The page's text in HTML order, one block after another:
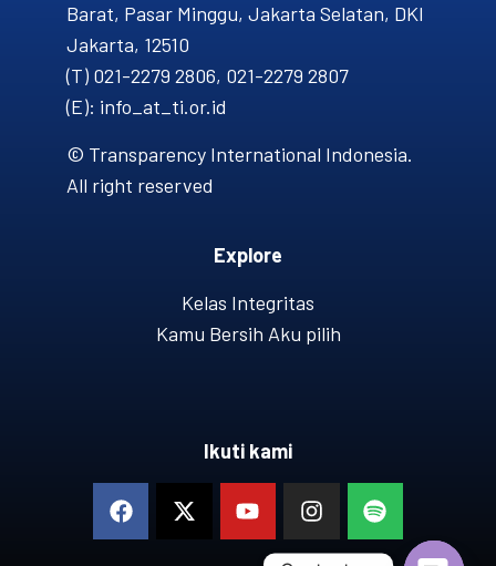
Barat, Pasar Minggu, Jakarta Selatan, DKI
Jakarta, 12510
(T) 021-2279 2806, 021-2279 2807
(E): info_at_ti.or.id
© Transparency International Indonesia.
All right reserved
Explore
Kelas Integritas
Kamu Bersih Aku pilih
Ikuti kami